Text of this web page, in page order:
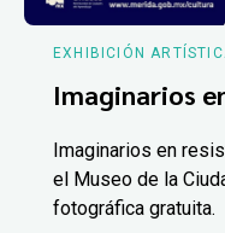
EXHIBICIÓN
Imaginarios
Imaginarios en
el Museo de la
fotográfica gratuita.